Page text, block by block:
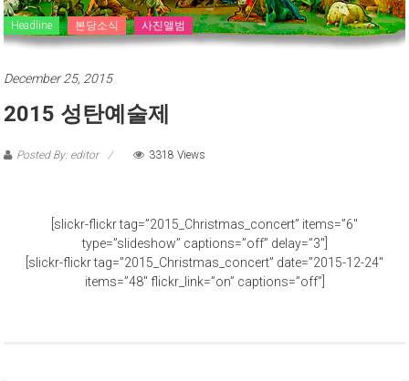
Headline 본당소식 사진앨범
December 25, 2015
2015 성탄예술제
Posted By: editor 3318 Views
[slickr-flickr tag=”2015_Christmas_concert” items=”6″
type=”slideshow” captions=”off” delay=”3″]
[slickr-flickr tag=”2015_Christmas_concert” date=”2015-12-24″
items=”48″ flickr_link=”on” captions=”off”]